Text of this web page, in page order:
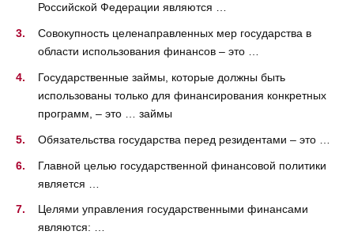
Российской Федерации являются …
Совокупность целенаправленных мер государства в
области использования финансов – это …
Государственные займы, которые должны быть
использованы только для финансирования конкретных
программ, – это … займы
Обязательства государства перед резидентами – это …
Главной целью государственной финансовой политики
является …
Целями управления государственными финансами
являются: …